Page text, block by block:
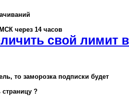
через 14 часов
свой лимит в
то заморозка подписки будет
?